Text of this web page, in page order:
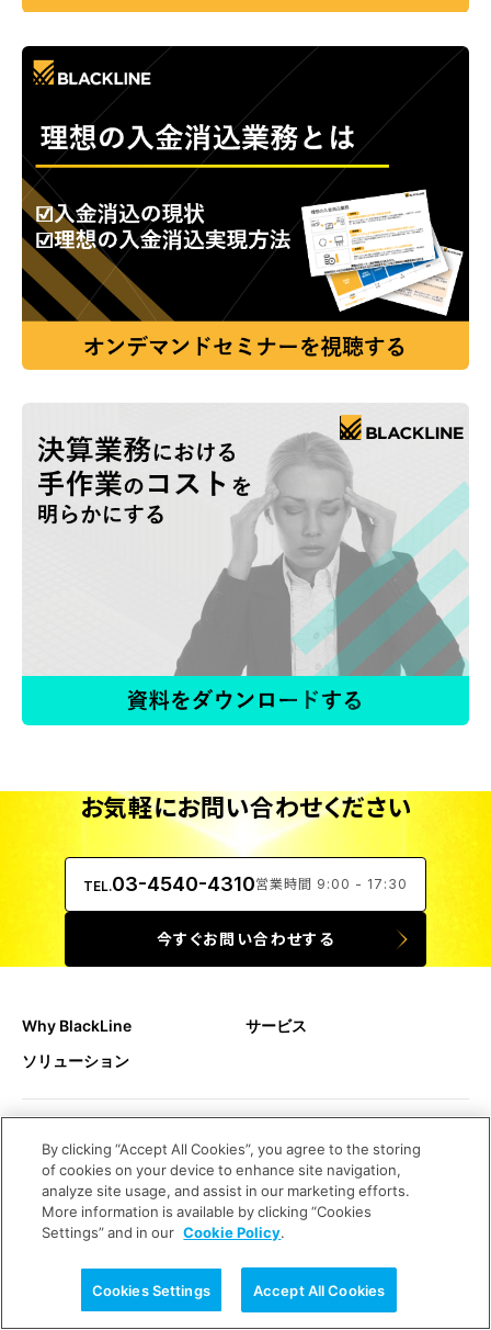
お気軽にお問い合わせください
TEL.03-4540-4310営業時間 9:00 - 17:30
今すぐお問い合わせする
Why BlackLine
サービス
ソリューション
財務・会計用語集
イベント
会社概要・アクセス
お知らせ
プレスリリース
ブログ
By clicking “Accept All Cookies”, you agree to the storing
of cookies on your device to enhance site navigation,
analyze site usage, and assist in our marketing efforts.
More information is available by clicking “Cookies
Settings” and in our Cookie Policy.
Cookies Settings Accept All Cookies